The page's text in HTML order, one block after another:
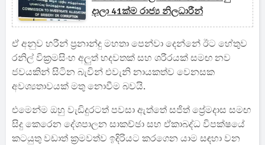
දාලා 41ක්ම රාජ්‍ය නිලධාරීන්
ඒ අනුව හරීන් ප්‍රනාන්දු මහතා පෙන්වා දෙන්නේ ඊට හේතුව
රනිල් වික්‍රමසිංහ අලුත් හදවතක් සහ ශරීරයක් සමඟ නව
ජවයකින් සිටින බැවින් එවැනි නායකත්ව වෙනසක
අවශ්‍යතාවයක් මතු නොවීම බවයි.
එමෙන්ම ඔහු වැඩිදුරටත් පවසා ඇත්තේ සජිත් ප්‍රේමදාස සමඟ
සිදු කෙරෙන දේශපාලන සාකච්ඡා සහ ඒකාබද්ධ විපක්ෂයේ
කටයුතු වඩාත් ක්‍රමවත්ව ඉදිරියට කරගෙන යාම සඳහා වන